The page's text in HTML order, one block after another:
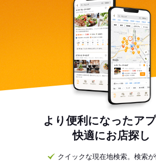
より便利になったア
快適にお店探し
クイックな現在地検索。検索が